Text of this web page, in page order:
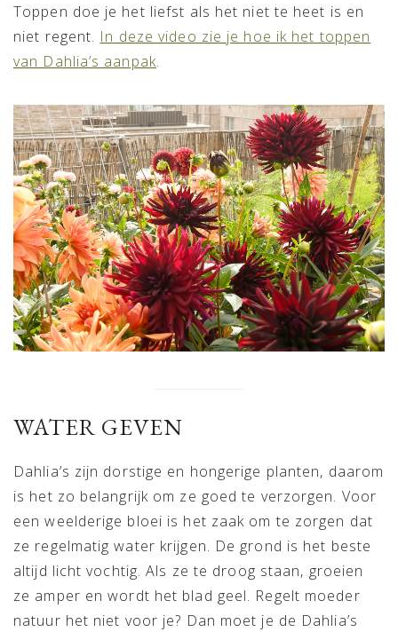
Toppen doe je het liefst als het niet te heet is en
niet regent. In deze video zie je hoe ik het toppen
van Dahlia’s aanpak.
WATER GEVEN
Dahlia’s zijn dorstige en hongerige planten, daarom
is het zo belangrijk om ze goed te verzorgen. Voor
een weelderige bloei is het zaak om te zorgen dat
ze regelmatig water krijgen. De grond is het beste
altijd licht vochtig. Als ze te droog staan, groeien
ze amper en wordt het blad geel. Regelt moeder
natuur het niet voor je? Dan moet je de Dahlia’s